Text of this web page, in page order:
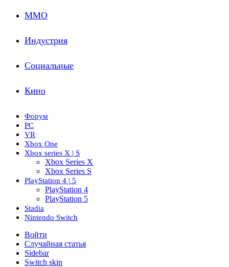
ММО
Индустрия
Социальные
Кино
Форум
PC
VR
Xbox One
Xbox series X | S
Xbox Series X
Xbox Series S
PlayStation 4 | 5
PlayStation 4
PlayStation 5
Stadia
Nintendo Switch
Войти
Случайная статья
Sidebar
Switch skin